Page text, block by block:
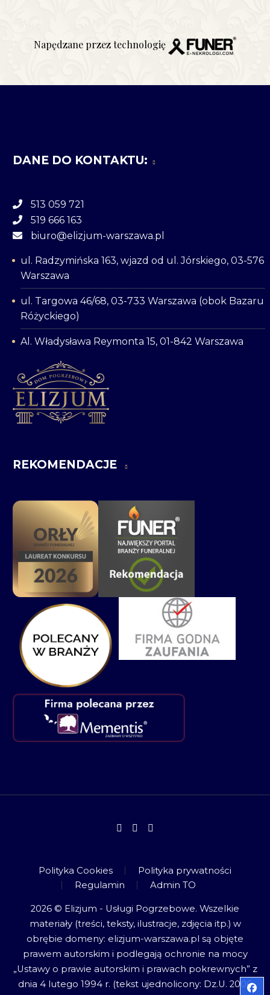
Napędzane przez technologię
DANE DO KONTAKTU:
513 059 721
519 666 163
biuro@elizjum-warszawa.pl
ul. Radzymińska 163, wjazd od ul. Jórskiego, 03-576
Warszawa
ul. Targowa 46/68, 03-733 Warszawa (obok Bazaru
Różyckiego)
Al. Władysława Reymonta 15, 01-842 Warszawa
REKOMENDACJE
Polityka Cookies
Polityka prywatności
Regulamin
Admin TO
2026 © Elizjum - Usługi Pogrzebowe. Wszelkie
materiały (treści, teksty, ilustracje, zdjęcia itp.) w
obrębie domeny: elizjum-warszawa.pl są objęte
prawem autorskim i podlegają ochronie na mocy
„Ustawy o prawie autorskim i prawach pokrewnych” z
dnia 4 lutego 1994 r. (tekst ujednolicony: Dz.U. 2006